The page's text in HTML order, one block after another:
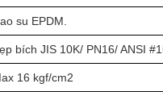
su EPDM.
bích JIS 10K/ PN16/ ANSI
16 kgf/cm2